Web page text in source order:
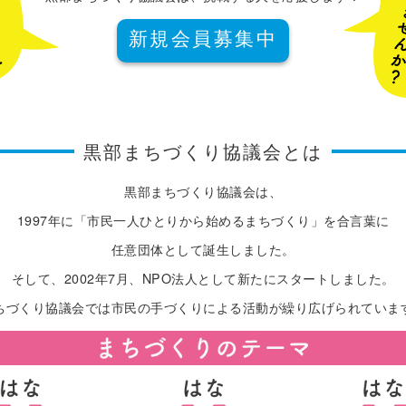
新規会員募集中
黒部まちづくり協議会とは
黒部まちづくり協議会は、
1997年に「市民一人ひとりから始めるまちづくり」を合言葉に
任意団体として誕生しました。
そして、2002年7月、NPO法人として新たにスタートしました。
づくり協議会では市民の手づくりによる活動が繰り広げられていま